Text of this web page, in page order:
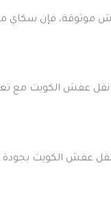
موثوقة، فإن سكاي
الكويت مع تغليف
الكويت بجودة